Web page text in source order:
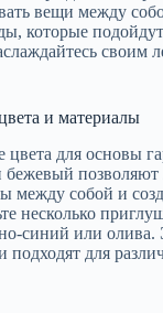
вещи между
которые
своим
и материалы
для основы
позволяют
между собой и
несколько
синий или олива.
подходят для